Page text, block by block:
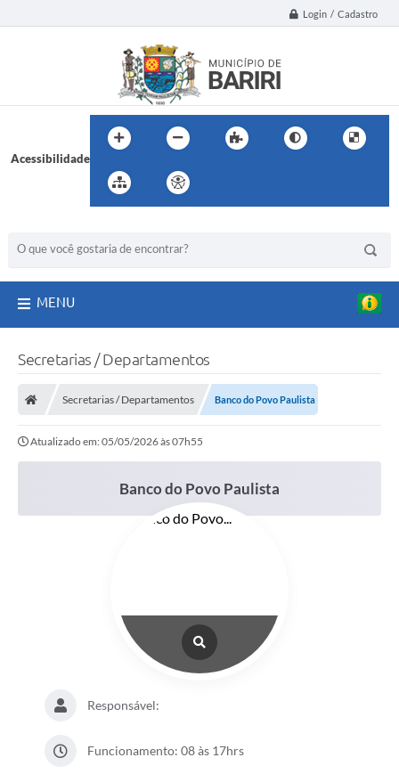
Login / Cadastro
Acessibilidade
MENU
Secretarias / Departamentos
Secretarias / Departamentos Banco do Povo Paulista
Atualizado em: 05/05/2026 às 07h55
Banco do Povo Paulista
Responsável:
Funcionamento: 08 às 17hrs